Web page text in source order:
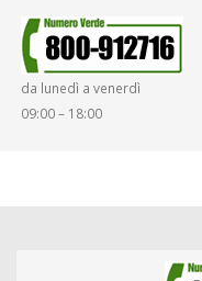
da lunedì a venerdì
09:00 – 18:00